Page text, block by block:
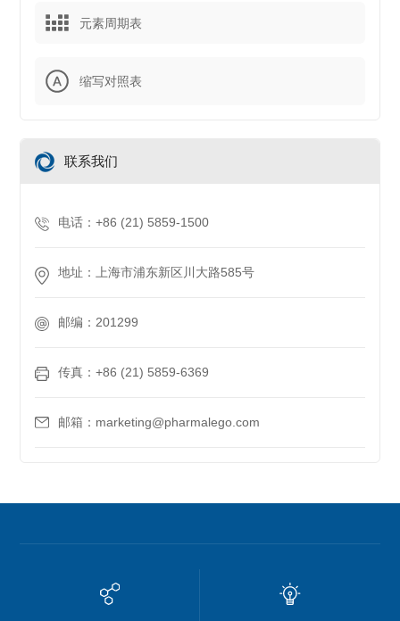
元素周期表
缩写对照表
联系我们
电话：+86 (21) 5859-1500
地址：上海市浦东新区川大路585号
邮编：201299
传真：+86 (21) 5859-6369
邮箱：marketing@pharmalego.com